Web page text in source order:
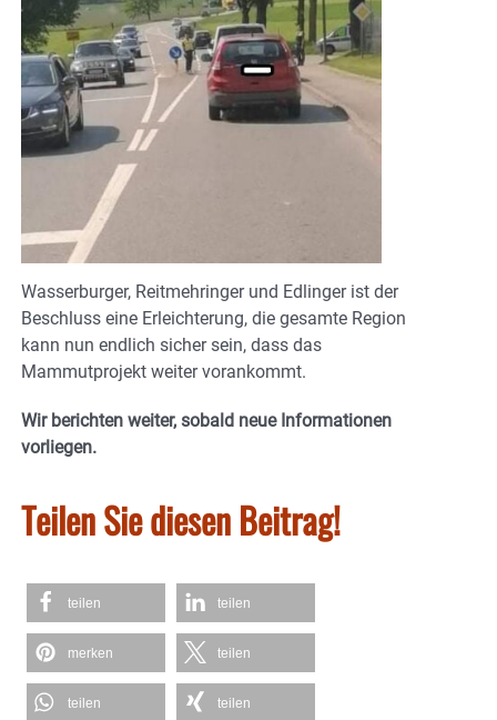
Wasserburger, Reitmehringer und Edlinger ist der
Beschluss eine Erleichterung, die gesamte Region
kann nun endlich sicher sein, dass das
Mammutprojekt weiter vorankommt.
Wir berichten weiter, sobald neue Informationen
vorliegen.
Teilen Sie diesen Beitrag!
teilen teilen
merken teilen
teilen teilen